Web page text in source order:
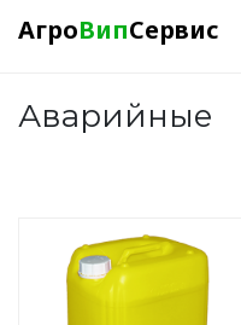
АгроВипСервис
Аварийные